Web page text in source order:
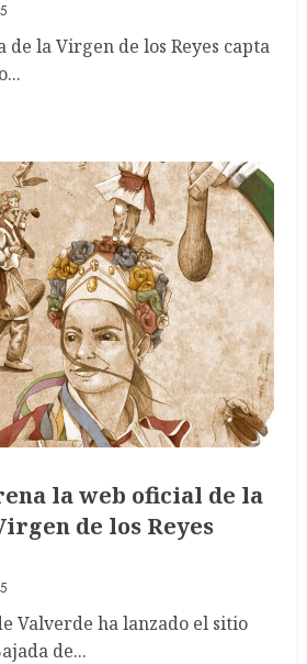
la Virgen de los Reyes capta
la web oficial de la
de los Reyes
Valverde ha lanzado el sitio
de...